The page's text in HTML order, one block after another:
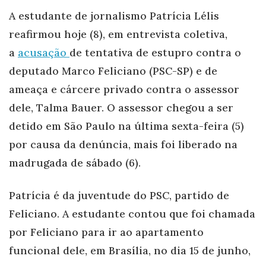
A estudante de jornalismo Patrícia Lélis
reafirmou hoje (8), em entrevista coletiva,
a acusação de tentativa de estupro contra o
deputado Marco Feliciano (PSC-SP) e de
ameaça e cárcere privado contra o assessor
dele, Talma Bauer. O assessor chegou a ser
detido em São Paulo na última sexta-feira (5)
por causa da denúncia, mais foi liberado na
madrugada de sábado (6).
Patrícia é da juventude do PSC, partido de
Feliciano. A estudante contou que foi chamada
por Feliciano para ir ao apartamento
funcional dele, em Brasília, no dia 15 de junho,